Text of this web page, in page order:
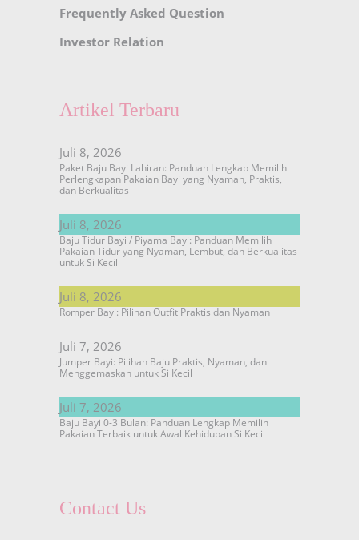
Frequently Asked Question
Investor Relation
Artikel Terbaru
Juli 8, 2026
Paket Baju Bayi Lahiran: Panduan Lengkap Memilih
Perlengkapan Pakaian Bayi yang Nyaman, Praktis,
dan Berkualitas
Juli 8, 2026
Baju Tidur Bayi / Piyama Bayi: Panduan Memilih
Pakaian Tidur yang Nyaman, Lembut, dan Berkualitas
untuk Si Kecil
Juli 8, 2026
Romper Bayi: Pilihan Outfit Praktis dan Nyaman
Juli 7, 2026
Jumper Bayi: Pilihan Baju Praktis, Nyaman, dan
Menggemaskan untuk Si Kecil
Juli 7, 2026
Baju Bayi 0-3 Bulan: Panduan Lengkap Memilih
Pakaian Terbaik untuk Awal Kehidupan Si Kecil
Contact Us